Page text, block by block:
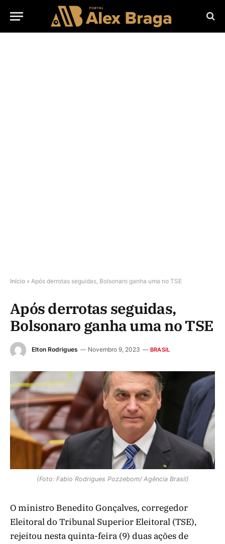
Início » Após derrotas seguidas, Bolsonaro ganha uma no TSE
Após derrotas seguidas,
Bolsonaro ganha uma no TSE
Elton Rodrigues Novembro 9, 2023 BRASIL
(Foto: Fabio Rodrigues Pozzebom/ Agência Brasil)
O ministro Benedito Gonçalves, corregedor
Eleitoral do Tribunal Superior Eleitoral (TSE),
rejeitou nesta quinta-feira (9) duas ações de